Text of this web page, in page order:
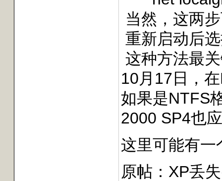
当然，这两
重新启动后
这种方法最
10月17日，
如果是NTFS
2000 SP4也
这里可能有一
原帖： XP丢